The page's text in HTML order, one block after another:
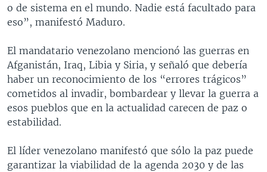
o de sistema en el mundo. Nadie está facultado para
eso”, manifestó Maduro.
El mandatario venezolano mencionó las guerras en
Afganistán, Iraq, Libia y Siria, y señaló que debería
haber un reconocimiento de los “errores trágicos”
cometidos al invadir, bombardear y llevar la guerra a
esos pueblos que en la actualidad carecen de paz o
estabilidad.
El líder venezolano manifestó que sólo la paz puede
garantizar la viabilidad de la agenda 2030 y de las